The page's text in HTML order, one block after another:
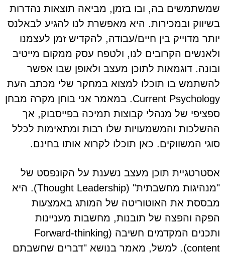
שמשתמשים בה, ובו בזמן, מביאה תוצאות נהדרות
בשיווק ובמכירות. היא מאפשרת לנו להגיע לבאלנס
יותר מדוייק בין חיים/עבודה, להקדיש זמן לעצמנו
ולאנשים הקרובים לנו, ולטפח עסק ממקום מייטיב
ובונה. דוגמאות לתוכן מעצב ולאופן שבו אפשר
להשתמש בו תוכלו למצוא במחקר שלי מכתב העת
Current Psychology. במאמר אני בוחן מקרה מבחן
ספציפי של מנהלי קבוצות תמיכה בפייסבוק, אך
ההשלכות והמשמעויות שלו רבות ומתאימות לכלל
סוגי המשווקים. כאן תוכלו לקרוא אותו בחינם.
אסטרטגיית תוכן מעצב נשענת על הקונפסט של
"מנהיגות מחשבתית" (Thought Leadership). היא
מבססת את האוטוריטה של המותג באמצעות
הפקה והפצה של תובנות, מחשבות מעניינות
ותכנים המקדמים חשיבה (Forward-thinking
content). למשל, מאמר בנושא "דברים שחשבתם